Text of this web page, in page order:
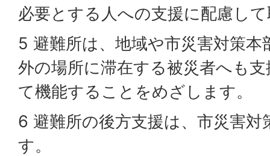
必要とする人への支援に配慮し
5 避難所は、地域や市災害対策本
外の場所に滞在する被災者へも
て機能することをめざします。
6 避難所の後方支援は、市災害対
す。